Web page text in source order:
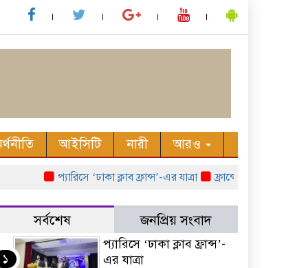
আইসিটি নারী আরও
প্যারিসে ‘ঢাকা ক্লাব ফ্রান্স’-এর যাত্রা ফ্রান্সে ‘ফ্রাঙ্কো বাংলা
সর্বশেষ জনপ্রিয় সংবাদ
১
প্যারিসে ‘ঢাকা ক্লাব ফ্রান্স’-
এর যাত্রা